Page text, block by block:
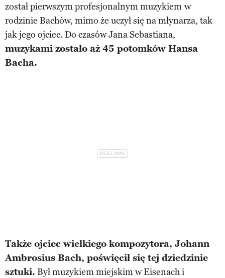
został pierwszym profesjonalnym muzykiem w
rodzinie Bachów, mimo że uczył się na młynarza, tak
jak jego ojciec. Do czasów Jana Sebastiana,
muzykami zostało aż 45 potomków Hansa
Bacha.
Także ojciec wielkiego kompozytora, Johann
Ambrosius Bach, poświęcił się tej dziedzinie
sztuki. Był muzykiem miejskim w Eisenach i